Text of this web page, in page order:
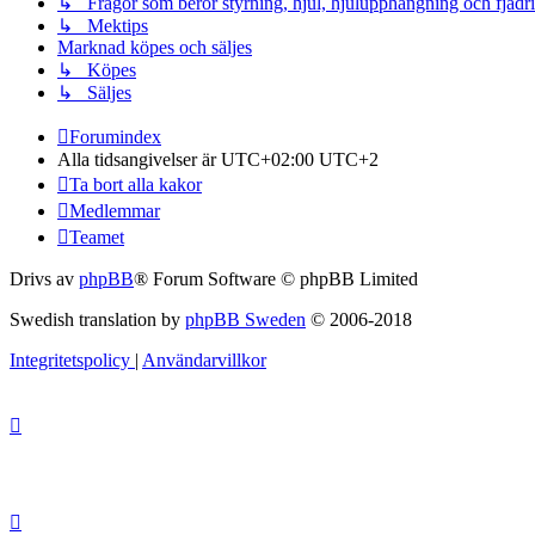
↳ Mektips
Marknad köpes och säljes
↳ Köpes
↳ Säljes
Forumindex
Alla tidsangivelser är UTC+02:00 UTC+2
Ta bort alla kakor
Medlemmar
Teamet
Drivs av phpBB® Forum Software © phpBB Limited
Swedish translation by phpBB Sweden © 2006-2018
Integritetspolicy | Användarvillkor